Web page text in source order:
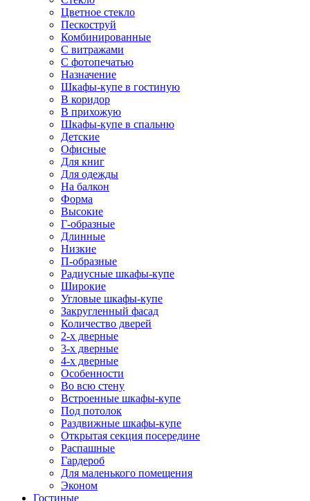
Цветное стекло
Пескоструй
Комбинированные
С витражами
С фотопечатью
Назначение
Шкафы-купе в гостиную
В коридор
В прихожую
Шкафы-купе в спальню
Детские
Офисные
Для книг
Для одежды
На балкон
Форма
Высокие
Г-образные
Длинные
Низкие
П-образные
Радиусные шкафы-купе
Широкие
Угловые шкафы-купе
Закругленный фасад
Количество дверей
2-х дверные
3-х дверные
4-х дверные
Особенности
Во всю стену
Встроенные шкафы-купе
Под потолок
Раздвижные шкафы-купе
Открытая секция посередине
Распашные
Гардероб
Для маленького помещения
Эконом
Гостиные